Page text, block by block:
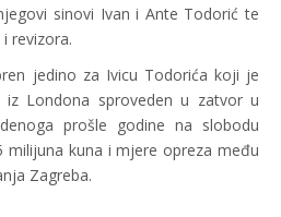
sinovi Ivan i Ante Todorić te
revizora.
jedino za Ivicu Todorića koji je
iz Londona sproveden u zatvor u
prošle godine na slobodu
milijuna kuna i mjere opreza među
Zagreba.